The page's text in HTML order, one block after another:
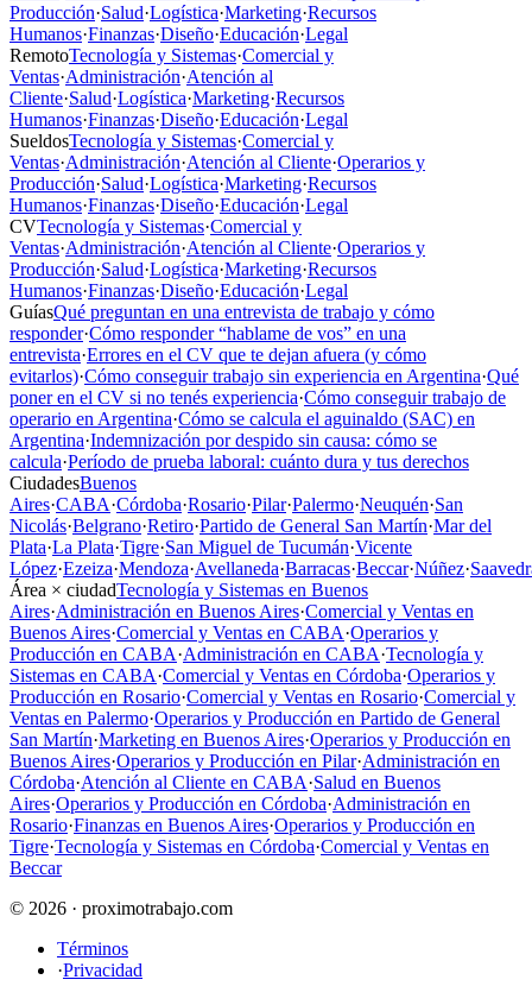
Producción·Salud·Logística·Marketing·Recursos
Humanos·Finanzas·Diseño·Educación·Legal
RemotoTecnología y Sistemas·Comercial y
Ventas·Administración·Atención al
Cliente·Salud·Logística·Marketing·Recursos
Humanos·Finanzas·Diseño·Educación·Legal
SueldosTecnología y Sistemas·Comercial y
Ventas·Administración·Atención al Cliente·Operarios y
Producción·Salud·Logística·Marketing·Recursos
Humanos·Finanzas·Diseño·Educación·Legal
CVTecnología y Sistemas·Comercial y
Ventas·Administración·Atención al Cliente·Operarios y
Producción·Salud·Logística·Marketing·Recursos
Humanos·Finanzas·Diseño·Educación·Legal
GuíasQué preguntan en una entrevista de trabajo y cómo
responder·Cómo responder “hablame de vos” en una
entrevista·Errores en el CV que te dejan afuera (y cómo
evitarlos)·Cómo conseguir trabajo sin experiencia en Argentina·Qué
poner en el CV si no tenés experiencia·Cómo conseguir trabajo de
operario en Argentina·Cómo se calcula el aguinaldo (SAC) en
Argentina·Indemnización por despido sin causa: cómo se
calcula·Período de prueba laboral: cuánto dura y tus derechos
CiudadesBuenos
Aires·CABA·Córdoba·Rosario·Pilar·Palermo·Neuquén·San
Nicolás·Belgrano·Retiro·Partido de General San Martín·Mar del
Plata·La Plata·Tigre·San Miguel de Tucumán·Vicente
López·Ezeiza·Mendoza·Avellaneda·Barracas·Beccar·Núñez·
Área × ciudadTecnología y Sistemas en Buenos
Aires·Administración en Buenos Aires·Comercial y Ventas en
Buenos Aires·Comercial y Ventas en CABA·Operarios y
Producción en CABA·Administración en CABA·Tecnología y
Sistemas en CABA·Comercial y Ventas en Córdoba·Operarios y
Producción en Rosario·Comercial y Ventas en Rosario·Comercial y
Ventas en Palermo·Operarios y Producción en Partido de General
San Martín·Marketing en Buenos Aires·Operarios y Producción en
Buenos Aires·Operarios y Producción en Pilar·Administración en
Córdoba·Atención al Cliente en CABA·Salud en Buenos
Aires·Operarios y Producción en Córdoba·Administración en
Rosario·Finanzas en Buenos Aires·Operarios y Producción en
Tigre·Tecnología y Sistemas en Córdoba·Comercial y Ventas en
Beccar
© 2026 · proximotrabajo.com
Términos
·Privacidad